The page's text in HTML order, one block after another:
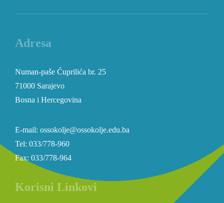
Adresa
Numan-paše Ćuprilića br. 25
71000 Sarajevo
Bosna i Hercegovina
E-mail: ossokolje@ossokolje.edu.ba
Tel: 033/778-960
Fax: 033/778-964
Korisni Linkovi